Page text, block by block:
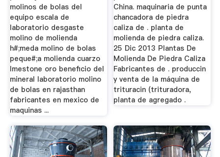
molinos de bolas del
equipo escala de
laboratorio desgaste
molino de molienda
h#;meda molino de bolas
peque#;a molienda cuarzo
lmestone oro beneficio del
mineral laboratorio molino
de bolas en rajasthan
fabricantes en mexico de
maquinas ...
China. maquinaria de punta
chancadora de piedra
caliza de . planta de
molienda de piedra caliza.
25 Dic 2013 Plantas De
Molienda De Piedra Caliza
Fabricantes de . produccin
y venta de la máquina de
trituracin (trituradora,
planta de agregado .